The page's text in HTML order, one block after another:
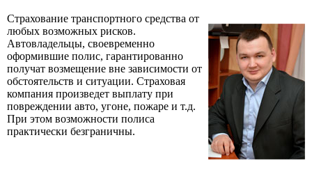
Страхование транспортного средства от
любых возможных рисков.
Автовладельцы, своевременно
оформившие полис, гарантированно
получат возмещение вне зависимости от
обстоятельств и ситуации. Страховая
компания произведет выплату при
повреждении авто, угоне, пожаре и т.д.
При этом возможности полиса
практически безграничны.